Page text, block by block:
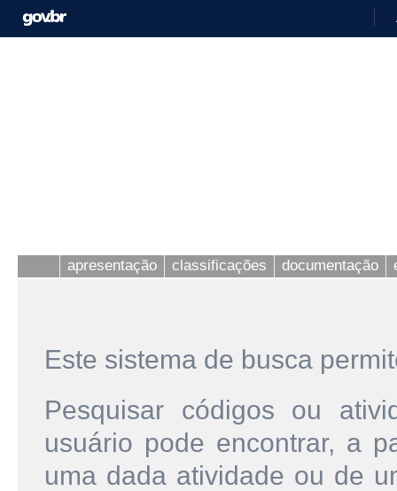
apresentação classificações documentação
Este sistema de busca
Pesquisar códigos ou
usuário pode encontrar, a
uma dada atividade ou de